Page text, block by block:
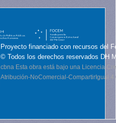
Proyecto financiado con recursos del
© Todos los derechos reservados DH
cbna Esta obra está bajo una Licencia
Atribución-NoComercial-CompartirIgual